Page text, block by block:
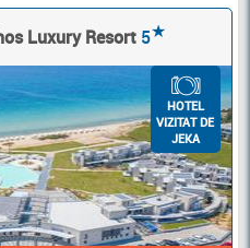
Luxury Resort 5★
HOTEL
VIZITAT DE
JEKA